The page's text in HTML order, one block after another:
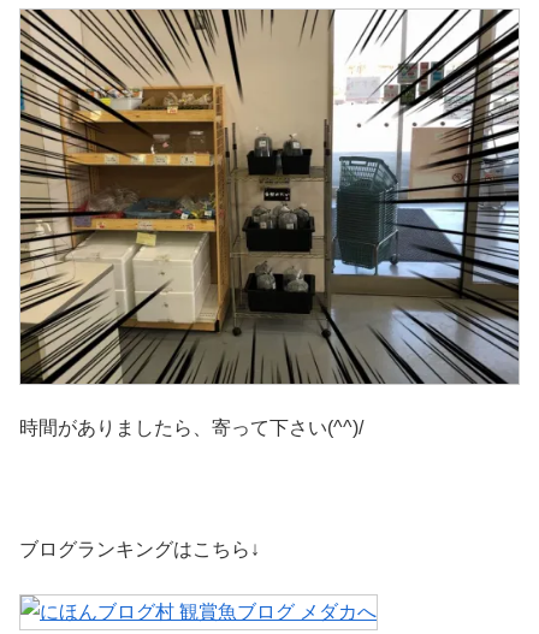
時間がありましたら、寄って下さい(^^)/
ブログランキングはこちら↓